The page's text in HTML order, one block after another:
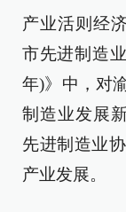
产业活则经
市先进制造
年)》中，对
制造业发展
先进制造业
产业发展。